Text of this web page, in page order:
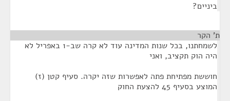
ביניים?
ת' הקר
לשמחתנו, בכל שנות המדינה עוד לא קרה שב-1 באפריל לא
היה הוק תקציב, ואני
חוששת מפתיחת פתה לאפשרות שזה יקרה. סעיף קטן (ז)
המוצע בסעיף 45 להצעת החוק